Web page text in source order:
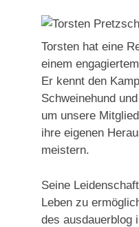
Torsten hat eine
einem
Er kennt den
Schweinehund
um unsere
ihre eigenen
meistern.
Seine
Leben zu
des ausdauerblog